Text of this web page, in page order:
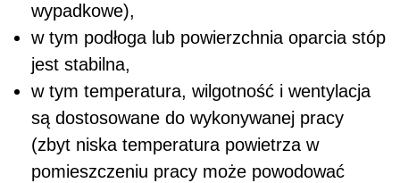
wypadkowe),
w tym podłoga lub powierzchnia oparcia stóp
jest stabilna,
w tym temperatura, wilgotność i wentylacja
są dostosowane do wykonywanej pracy
(zbyt niska temperatura powietrza w
pomieszczeniu pracy może powodować